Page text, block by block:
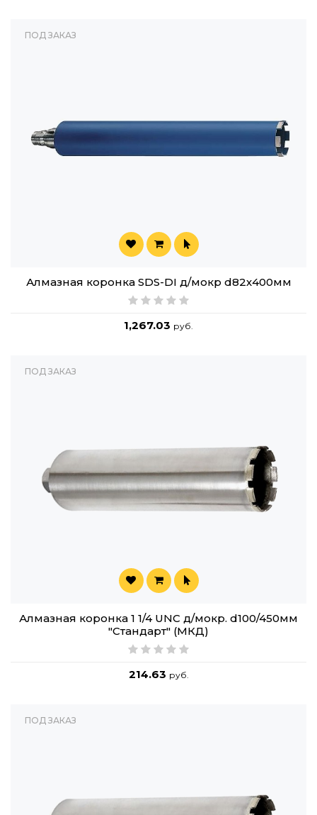
ПОД ЗАКАЗ
Алмазная коронка SDS-DI д/мокр d82х400мм
1,267.03 руб.
ПОД ЗАКАЗ
Алмазная коронка 1 1/4 UNC д/мокр. d100/450мм
"Стандарт" (МКД)
214.63 руб.
ПОД ЗАКАЗ